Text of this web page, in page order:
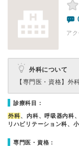
ア
外科について
【専門医・資格】 外
診療科目：
外科、内科、呼吸器内科
リハビリテーション科、
専門医・資格：